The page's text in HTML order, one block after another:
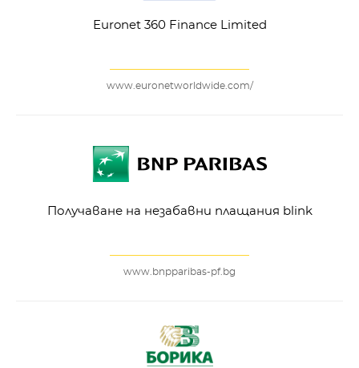
Euronet 360 Finance Limited
www.euronetworldwide.com/
Получаване на незабавни плащания blink
www.bnpparibas-pf.bg